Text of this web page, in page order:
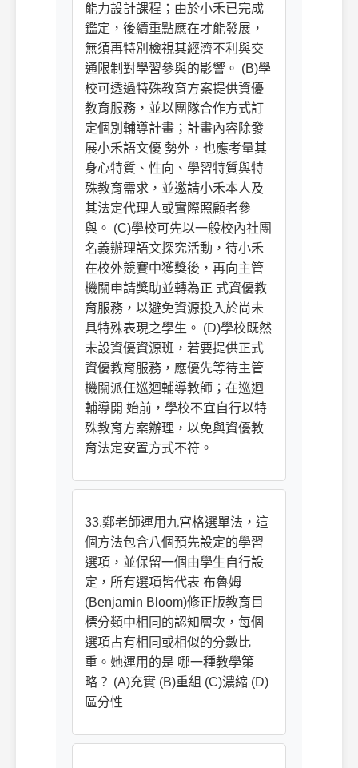
能力設計課程；由於小禾已完成
鑑定，後續重點應在才能發展，
無須再特別檢視其經濟不利與交
通限制對學習參與的影響。 (B)學
校可透過特殊教育方案提供資優
教育服務，並以團隊合作方式訂
定個別輔導計畫；計畫內容除發
展小禾語文優 勢外，也應考量其
身心特質、性向、學習特質與特
殊教育需求，並邀請小禾本人及
其法定代理人或實際照顧者參
與。 (C)學校可先以一般校內社團
名義辦理語文探究活動，待小禾
在校外競賽中獲獎後，再向主管
機關申請獎助並轉為正 式資優教
育服務，以避免資源投入於尚未
具特殊表現之學生。 (D)學校既然
未設資優資源班，若要提供正式
資優教育服務，應優先等待主管
機關派任巡迴輔導教師；在巡迴
輔導開 始前，學校不宜自行以特
殊教育方案辦理，以免與資優教
育法定安置方式不符。
33.鄭老師運用九宮格選單法，這
個方法包含八個預先設定的學習
選項，並保留一個由學生自行設
定，所有選項皆代表 布魯姆
(Benjamin Bloom)修正版教育目
標分類中相同的認知層次，每個
選項占有相同或相似的分數比
重。她運用的是 哪一種教學策
略？ (A)充實 (B)重組 (C)濃縮 (D)
區分性